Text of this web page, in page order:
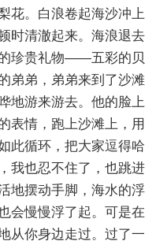
花。白浪卷起海沙冲上
时清澈起来。海浪退去
珍贵礼物——五彩的贝
弟弟，弟弟来到了沙滩
地游来游去。他的脸上
表情，跑上沙滩上，用
此循环，把大家逗得哈
我也忍不住了，也跳进
地摆动手脚，海水的浮
会慢慢浮了起。可是在
你身边走过。过了一